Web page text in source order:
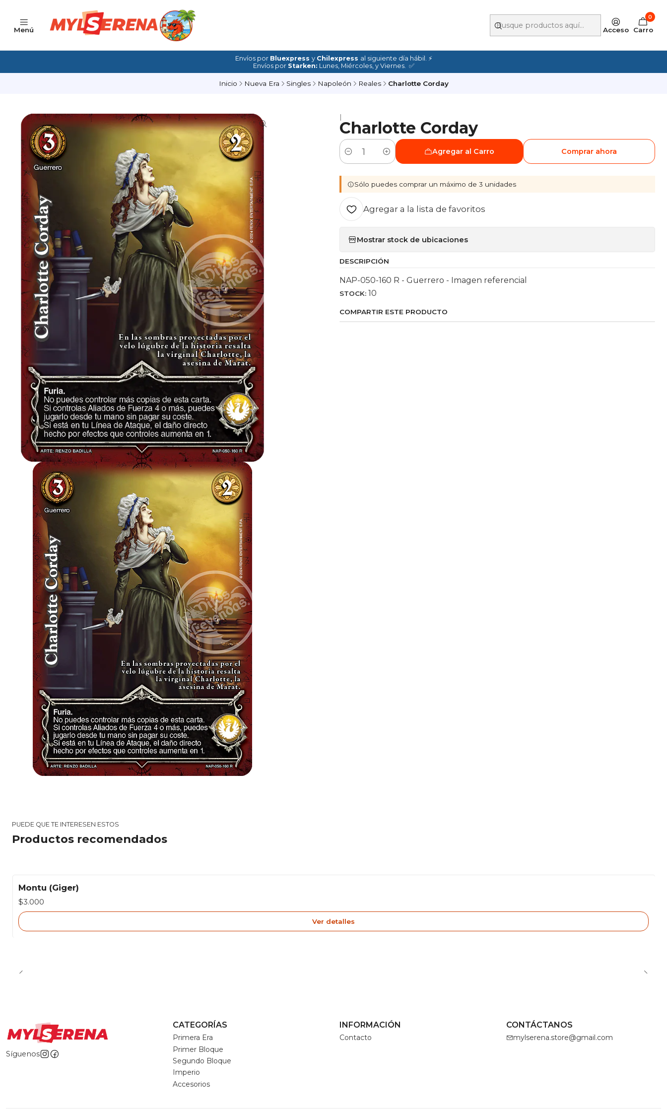
Menú Acceso
0
Carro
Envíos por Bluexpress y Chilexpress al siguiente día hábil. ⚡
Envíos por Starken: Lunes, Miércoles, y Viernes. ✅
Inicio Nueva Era Singles Napoleón Reales Charlotte Corday
|
Charlotte Corday
Cantidad
Agregar al Carro Comprar ahora
Sólo puedes comprar un máximo de 3 unidades
Agregar a la lista de favoritos
Mostrar stock de ubicaciones
DESCRIPCIÓN
NAP-050-160 R - Guerrero - Imagen referencial
STOCK: 10
COMPARTIR ESTE PRODUCTO
PUEDE QUE TE INTERESEN ESTOS
Productos recomendados
Agotado
Montu (Giger)
$3.000
Ver detalles
Síguenos
CATEGORÍAS
Primera Era
Primer Bloque
Segundo Bloque
Imperio
Accesorios
INFORMACIÓN
Contacto
CONTÁCTANOS
mylserena.store@gmail.com